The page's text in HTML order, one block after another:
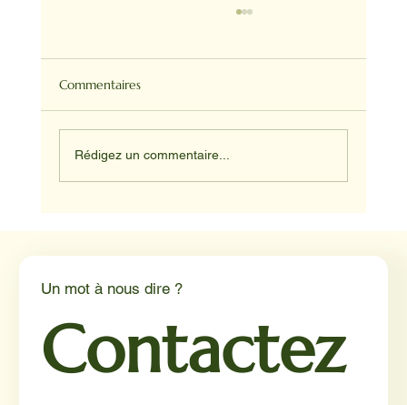
Commentaires
Rédigez un commentaire...
Un mot à nous dire ?
Contactez